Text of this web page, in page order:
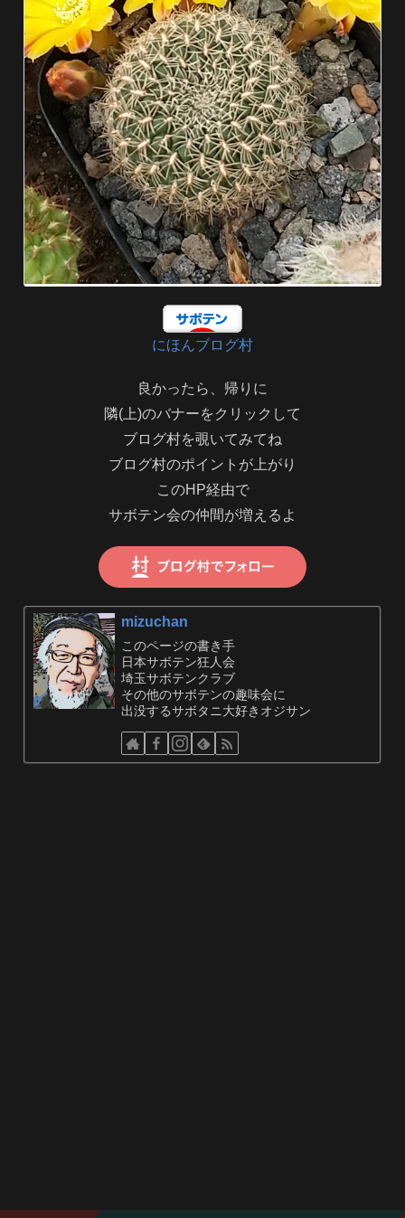
にほんブログ村
良かったら、帰りに
隣(上)のバナーをクリックして
ブログ村を覗いてみてね
ブログ村のポイントが上がり
このHP経由で
サボテン会の仲間が増えるよ
mizuchan
このページの書き手
日本サボテン狂人会
埼玉サボテンクラブ
その他のサボテンの趣味会に
出没するサボタニ大好きオジサン